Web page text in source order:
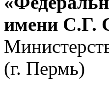
имени С.Г.
(г. Пермь)